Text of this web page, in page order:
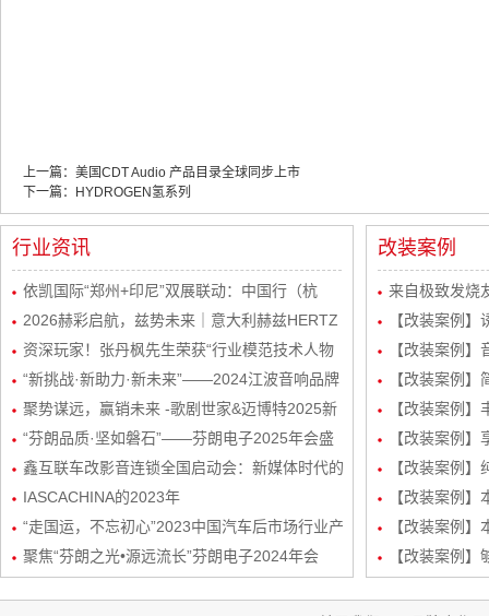
上一篇：美国CDT Audio 产品目录全球同步上市
下一篇：HYDROGEN氢系列
行业资讯
依凯国际“郑州+印尼”双展联动：中国行（杭
州）感恩宴圆满举行
2026赫彩启航，兹势未来｜意大利赫兹HERTZ
新品发布会暨市场运营规划会议圆满举行
资深玩家！张丹枫先生荣获“行业模范技术人物
奖”
“新挑战·新助力·新未来”——2024江波音响品牌
经销商会议盛大举行！
聚势谋远，赢销未来 -歌剧世家&迈博特2025新
起势经销商会议圆满成功！
“芬朗品质·坚如磐石”——芬朗电子2025年会盛
况，共绘汽车音响改装新蓝图
鑫互联车改影音连锁全国启动会：新媒体时代的
创新矩阵与玩法
IASCACHINA的2023年
“走国运，不忘初心”2023中国汽车后市场行业产
业生态发展峰会-艾斯卡（IASCA）中国谢福秋
聚焦“芬朗之光•源远流长”芬朗电子2024年会
改装案例
来自极致发烧
波站终极音
【改装案例
自达8升级
【改装案例
级丹拿232
【改装案例
品曼斯特
【改装案例
路DSP处理器
【改装案例
三分频
【改装案例
装
【改装案例
频/6路DSP处
【改装案例
路DSP处理器
【改装案例